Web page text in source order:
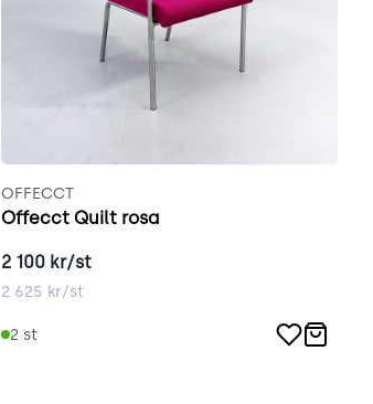
OFFECCT
Offecct Quilt rosa
2 100 kr/st
2 625 kr/st
2 st